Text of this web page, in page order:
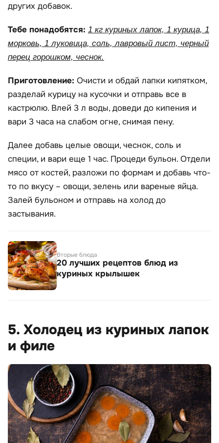
других добавок.
Тебе понадобятся: 1 кг куриных лапок, 1 курица, 1
морковь, 1 луковица, соль, лавровый лист, черный
перец горошком, чеснок.
Приготовление: Очисти и обдай лапки кипятком,
разделай курицу на кусочки и отправь все в
кастрюлю. Влей 3 л воды, доведи до кипения и
вари 3 часа на слабом огне, снимая пену.
Далее добавь целые овощи, чеснок, соль и
специи, и вари еще 1 час. Процеди бульон. Отдели
мясо от костей, разложи по формам и добавь что-
то по вкусу – овощи, зелень или вареные яйца.
Залей бульоном и отправь на холод до
застывания.
Вторые блюда
20 лучших рецептов блюд из
куриных крылышек
5. Холодец из куриных лапок
и филе